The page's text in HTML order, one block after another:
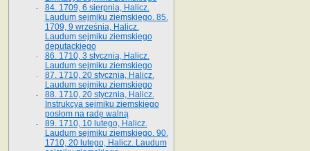
84. 1709, 6 sierpnia, Halicz.
Laudum sejmiku ziemskiego. 85.
1709, 9 września, Halicz.
Laudum sejmiku ziemskiego
deputackiego
86. 1710, 3 stycznia, Halicz.
Laudum sejmiku ziemskiego
87. 1710, 20 stycznia, Halicz.
Laudum sejmiku ziemskiego
88. 1710, 20 stycznia, Halicz.
Instrukcya sejmiku ziemskiego
posłom na radę walną
89. 1710, 10 lutego, Halicz.
Laudum sejmiku ziemskiego. 90.
1710, 20 lutego, Halicz. Laudum